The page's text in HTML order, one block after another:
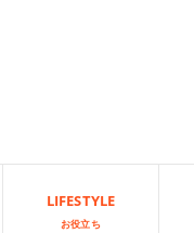
LIFESTYLE
お役立ち